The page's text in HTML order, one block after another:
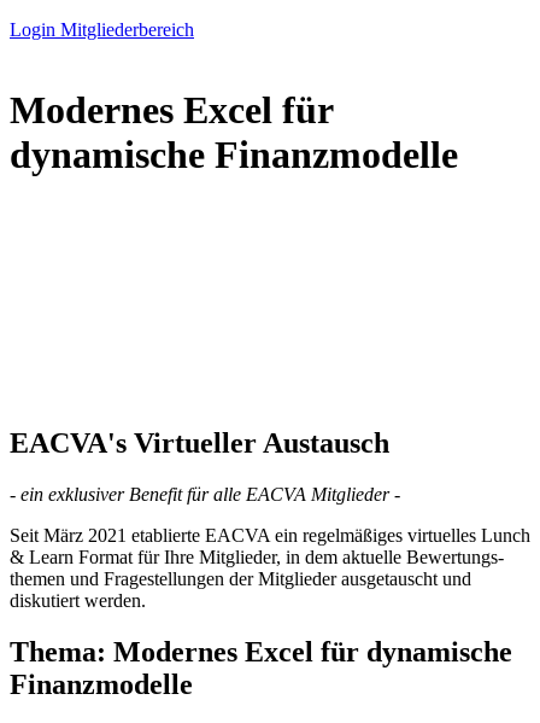
Login Mitgliederbereich
Modernes Excel für
dynamische Finanzmodelle
EACVA's Virtueller Austausch
- ein exklusiver Benefit für alle EACVA Mitglieder -
Seit März 2021 etablierte EACVA ein regelmäßiges virtuelles Lunch
& Learn Format für Ihre Mitglieder, in dem aktuelle Bewertungs­
themen und Fragestellungen der Mitglieder ausgetauscht und
diskutiert werden.
Thema: Modernes Excel für dynamische
Finanzmodelle